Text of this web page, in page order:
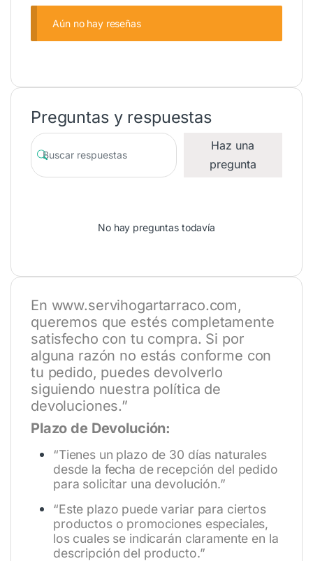
Aún no hay reseñas
Preguntas y respuestas
Haz una
pregunta
No hay preguntas todavía
En www.servihogartarraco.com,
queremos que estés completamente
satisfecho con tu compra. Si por
alguna razón no estás conforme con
tu pedido, puedes devolverlo
siguiendo nuestra política de
devoluciones.”
Plazo de Devolución:
“Tienes un plazo de 30 días naturales
desde la fecha de recepción del pedido
para solicitar una devolución.”
“Este plazo puede variar para ciertos
productos o promociones especiales,
los cuales se indicarán claramente en la
descripción del producto.”